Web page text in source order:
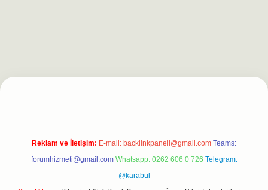
Reklam ve İletişim: E-mail: backlinkpaneli@gmail.com Teams:
forumhizmeti@gmail.com Whatsapp: 0262 606 0 726 Telegram:
@karabul